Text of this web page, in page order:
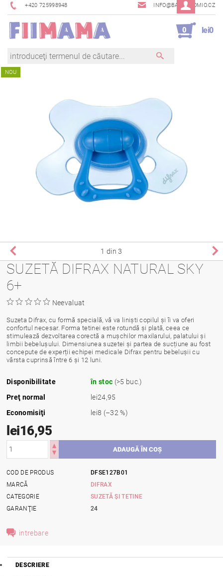
+420 725998948 INFO@BAMBINOMIO.CZ
0 lei0
NOU
1 din 3
SUZETĂ DIFRAX NATURAL SKY
6+
Neevaluat
Suzeta Difrax, cu formă specială, vă va liniști copilul și îi va oferi
confortul necesar. Forma tetinei este rotundă și plată, ceea ce
stimulează dezvoltarea corectă a mușchilor maxilarului, palatului și
limbii bebelușului. Dimensiunea suzetei și partea de sucțiune au fost
concepute de experții echipei medicale Difrax pentru bebelușii cu
vârsta cuprinsă între 6 și 12 luni.
Disponibilitate în stoc (>5 buc.)
Preţ normal
lei24,95
Economisiţi
lei8 (–32 %)
lei16,95
COD DE PRODUS
DFSE127B01
MARCĂ
DIFRAX
CATEGORIE
SUZETĂ ȘI TETINE
GARANŢIE
24
intrebare
DESCRIERE